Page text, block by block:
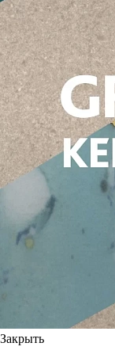
Закрыть